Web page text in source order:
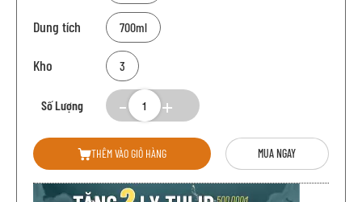
Dung tích 700ml
Kho 3
Số Lượng
THÊM VÀO GIỎ HÀNG MUA NGAY